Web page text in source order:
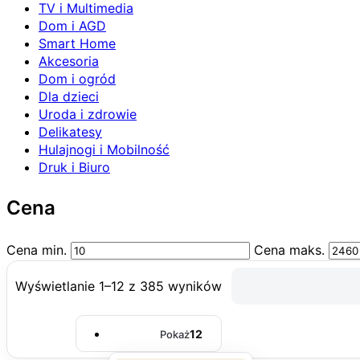
TV i Multimedia
Dom i AGD
Smart Home
Akcesoria
Dom i ogród
Dla dzieci
Uroda i zdrowie
Delikatesy
Hulajnogi i Mobilność
Druk i Biuro
Cena
Cena min. Cena maks.
Wyświetlanie 1–12 z 385 wyników
Pokaż12